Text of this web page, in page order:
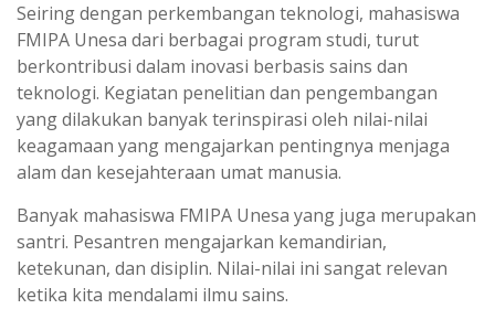
Seiring dengan perkembangan teknologi, mahasiswa
FMIPA Unesa dari berbagai program studi, turut
berkontribusi dalam inovasi berbasis sains dan
teknologi. Kegiatan penelitian dan pengembangan
yang dilakukan banyak terinspirasi oleh nilai-nilai
keagamaan yang mengajarkan pentingnya menjaga
alam dan kesejahteraan umat manusia.
Banyak mahasiswa FMIPA Unesa yang juga merupakan
santri. Pesantren mengajarkan kemandirian,
ketekunan, dan disiplin. Nilai-nilai ini sangat relevan
ketika kita mendalami ilmu sains.